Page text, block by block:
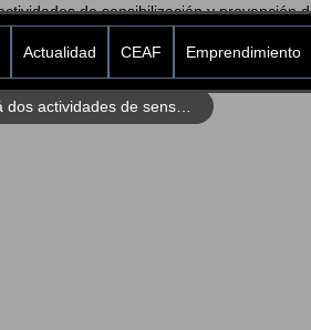
Actualidad CEAF Emprendimiento